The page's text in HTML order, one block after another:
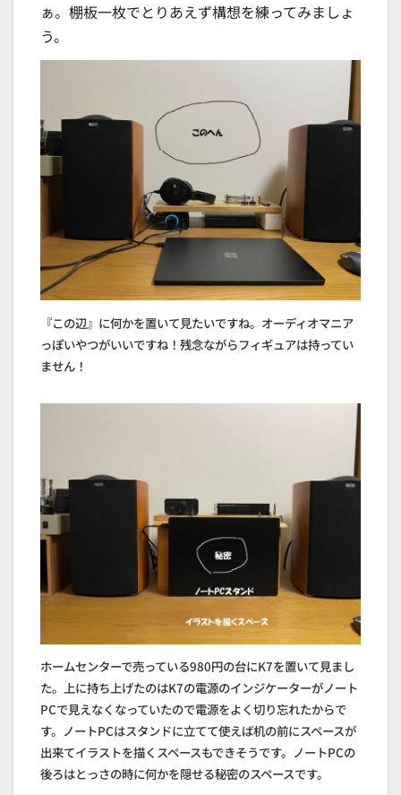
ぁ。棚板一枚でとりあえず構想を練ってみましょ
う。
『この辺』に何かを置いて見たいですね。オーディオマニア
っぽいやつがいいですね！残念ながらフィギュアは持ってい
ません！
ホームセンターで売っている980円の台にK7を置いて見まし
た。上に持ち上げたのはK7の電源のインジケーターがノート
PCで見えなくなっていたので電源をよく切り忘れたからで
す。ノートPCはスタンドに立てて使えば机の前にスペースが
出来てイラストを描くスペースもできそうです。ノートPCの
後ろはとっさの時に何かを隠せる秘密のスペースです。